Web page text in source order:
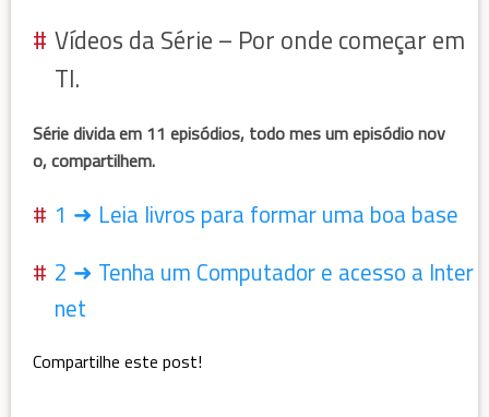
Vídeos da Série – Por onde começar em
TI.
Série divida em 11 episódios, todo mes um episódio nov
o, compartilhem.
1 ➜ Leia livros para formar uma boa base
2 ➜ Tenha um Computador e acesso a Inter
net
Compartilhe este post!